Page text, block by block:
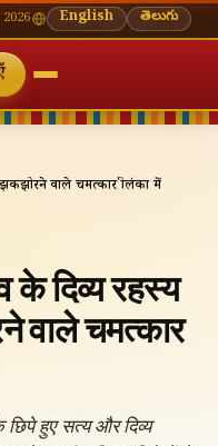
⛩ काशी विश्वनाथ — आज के दर्शन
2026 English తెలుగు
वाले चमत्कार श्रीलंका में
के दिव्य रहस्य
वाले चमत्कार
छिपे हुए सत्य और दिव्य